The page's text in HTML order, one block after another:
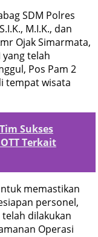
SDM Polres
M.I.K., dan
Ojak Simarmata,
telah
Pos Pam 2
tempat wisata
Sukses
Terkait
memastikan
personel,
dilakukan
Operasi